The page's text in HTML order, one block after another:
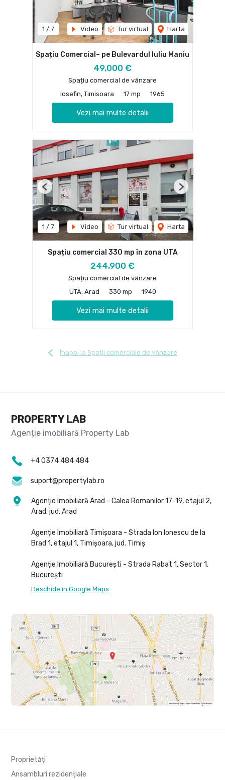
1 / 7 Video Tur virtual Harta
Spațiu Comercial– pe Bulevardul Iuliu Maniu
49,000 €
Spațiu comercial de vânzare
Iosefin, Timisoara
17 mp 1965
Vezi mai multe detalii
1 / 7 Video Tur virtual Harta
Previous Next
Spațiu comercial 330 mp în zona UTA
244,900 €
Spațiu comercial de vânzare
UTA, Arad
330 mp 1940
Vezi mai multe detalii
Înapoi la Spații comerciale de vânzare
PROPERTY LAB
+4 0374 484 484
suport@propertylab.ro
Agenție Imobiliară Arad - Calea Romanilor 17-19, etajul 2,
Arad, jud. Arad
Agenție Imobiliară Timișoara - Strada Ion Ionescu de la
Brad 1, etajul 1, Timișoara, jud. Timiș
Agenție Imobiliară București - Strada Rabat 1, Sector 1,
București
Deschide în Google Maps
Proprietăți
Ansambluri rezidențiale